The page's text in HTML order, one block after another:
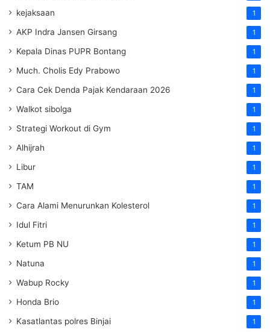
kejaksaan 1
AKP Indra Jansen Girsang 1
Kepala Dinas PUPR Bontang 1
Much. Cholis Edy Prabowo 1
Cara Cek Denda Pajak Kendaraan 2026 1
Walkot sibolga 1
Strategi Workout di Gym 1
Alhijrah 1
Libur 1
TAM 1
Cara Alami Menurunkan Kolesterol 1
Idul Fitri 1
Ketum PB NU 1
Natuna 1
Wabup Rocky 1
Honda Brio 1
Kasatlantas polres Binjai 1